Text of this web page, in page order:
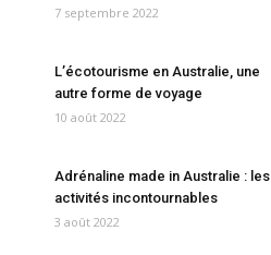
7 septembre 2022
L’écotourisme en Australie, une
autre forme de voyage
10 août 2022
Adrénaline made in Australie : les
activités incontournables
3 août 2022